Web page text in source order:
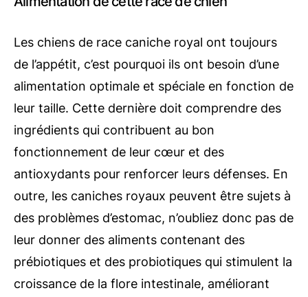
Les chiens de race caniche royal ont toujours
de l’appétit, c’est pourquoi ils ont besoin d’une
alimentation optimale et spéciale en fonction de
leur taille. Cette dernière doit comprendre des
ingrédients qui contribuent au bon
fonctionnement de leur cœur et des
antioxydants pour renforcer leurs défenses. En
outre, les caniches royaux peuvent être sujets à
des problèmes d’estomac, n’oubliez donc pas de
leur donner des aliments contenant des
prébiotiques et des probiotiques qui stimulent la
croissance de la flore intestinale, améliorant